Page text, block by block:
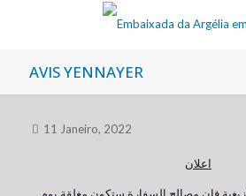
AVIS YENNAYER
11 Janeiro, 2022
اعلان